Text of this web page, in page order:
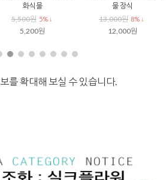
이비 그린/화이트
16,400원 3% ↓
15,900원
박 장식
12,000원
29% ↓
8,500원
를 확대해 보실 수 있습니다.